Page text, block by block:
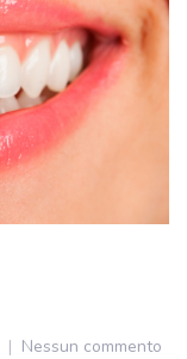
Nessun commento